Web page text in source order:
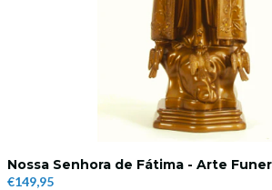
Nossa Senhora de Fátima - Arte
€149,95